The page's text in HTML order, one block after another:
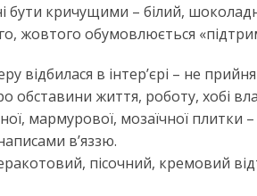
бути кричущими – білий,
жовтого обумовлюється
відбилася в інтер’єрі – не
життя, роботу, хобі
мармурової, мозаїчної плитки
в’яззю.
пісочний, кремовий